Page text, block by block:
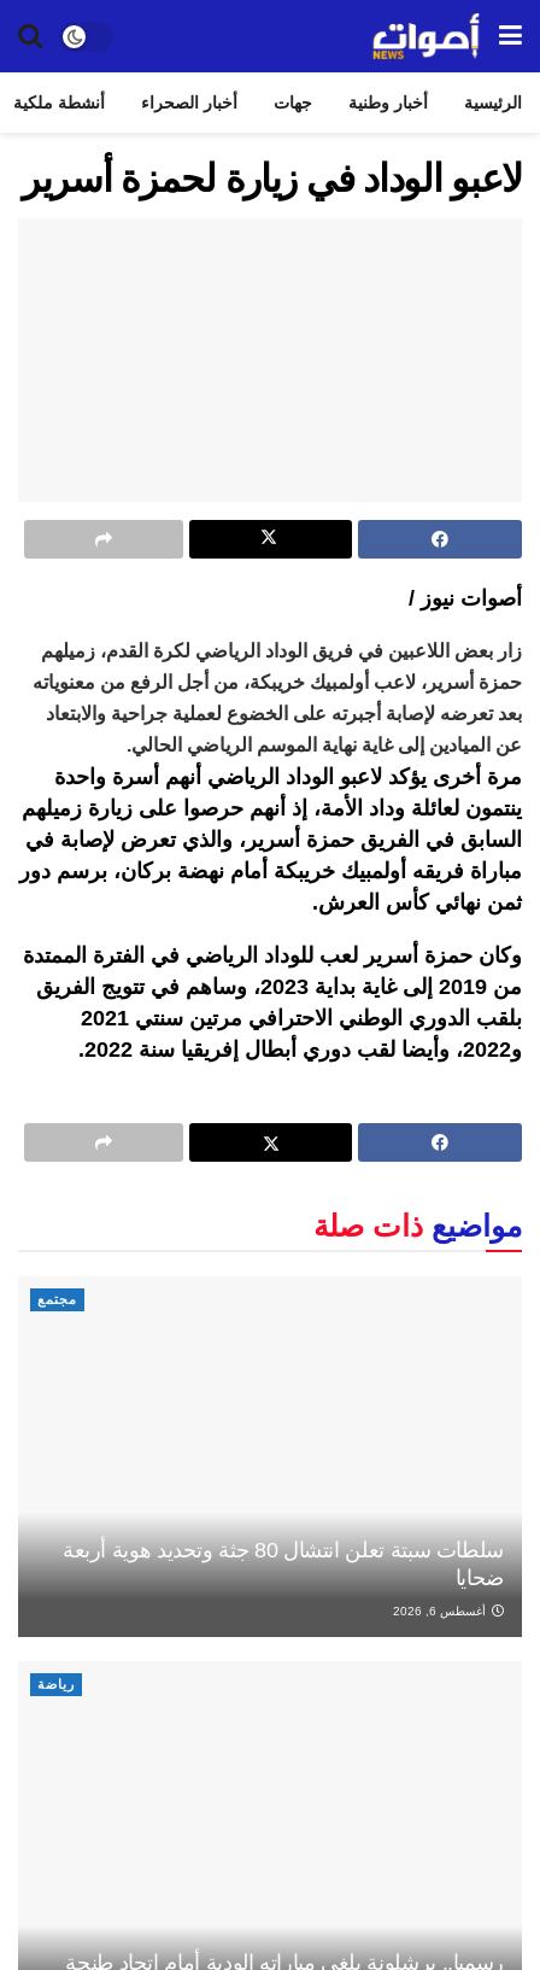
الرئيسية أخبار وطنية جهات أخبار الصحراء أنشطة ملكية
لاعبو الوداد في زيارة لحمزة أسرير
أصوات نيوز /
زار بعض اللاعبين في فريق الوداد الرياضي لكرة القدم، زميلهم
حمزة أسرير، لاعب أولمبيك خريبكة، من أجل الرفع من معنوياته
بعد تعرضه لإصابة أجبرته على الخضوع لعملية جراحية والابتعاد
عن الميادين إلى غاية نهاية الموسم الرياضي الحالي.
مرة أخرى يؤكد لاعبو الوداد الرياضي أنهم أسرة واحدة
ينتمون لعائلة وداد الأمة، إذ أنهم حرصوا على زيارة زميلهم
السابق في الفريق حمزة أسرير، والذي تعرض لإصابة في
مباراة فريقه أولمبيك خريبكة أمام نهضة بركان، برسم دور
ثمن نهائي كأس العرش.
وكان حمزة أسرير لعب للوداد الرياضي في الفترة الممتدة
من 2019 إلى غاية بداية 2023، وساهم في تتويج الفريق
بلقب الدوري الوطني الاحترافي مرتين سنتي 2021
و2022، وأيضا لقب دوري أبطال إفريقيا سنة 2022.
مواضيع ذات صلة
مجتمع
سلطات سبتة تعلن انتشال 80 جثة وتحديد هوية أربعة
ضحايا
أغسطس 6, 2026
رياضة
رسميا.. برشلونة يلغي مباراته الودية أمام اتحاد طنجة